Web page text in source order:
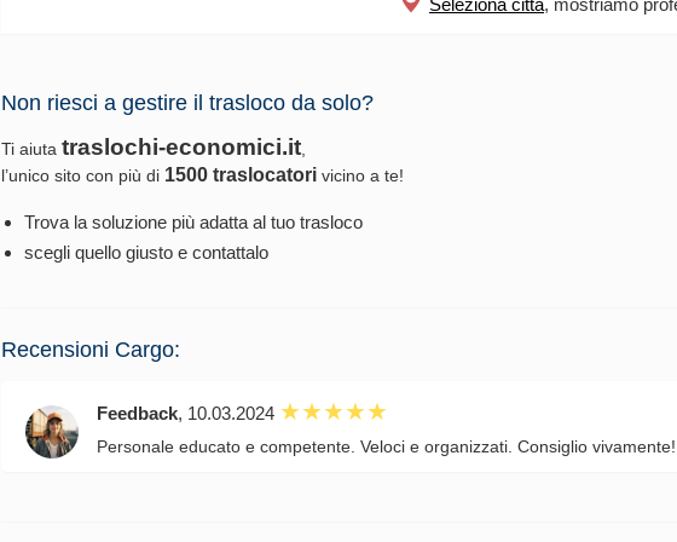
Non riesci a gestire il trasloco da solo?
Ti aiuta traslochi-economici.it
l’unico sito con più di 1500 traslocatori vicino a te!
Trova la soluzione più adatta al tuo trasloco
scegli quello giusto e contattalo
Recensioni Cargo:
Feedback, 10.03.2024
Personale educato e competente. Veloci e organizzati. Consiglio vivamente!